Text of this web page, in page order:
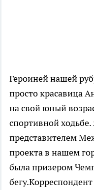
Героиней нашей
просто красавица
на свой юный
спортивной
представителем
проекта в нашем
была призером